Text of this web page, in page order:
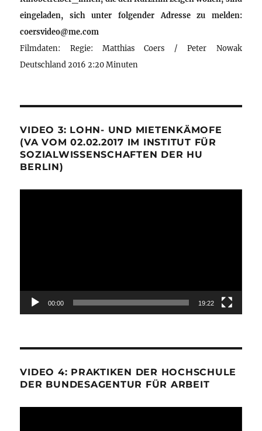
eingeladen, sich unter folgender Adresse zu melden:
coersvideo@me.com
Filmdaten: Regie: Matthias Coers / Peter Nowak
Deutschland 2016 2:20 Minuten
VIDEO 3: LOHN- UND MIETENKÄMOFE
(VA VOM 02.02.2017 IM INSTITUT FÜR
SOZIALWISSENSCHAFTEN DER HU
BERLIN)
00:00 19:22
VIDEO 4: PRAKTIKEN DER HOCHSCHULE
DER BUNDESAGENTUR FÜR ARBEIT